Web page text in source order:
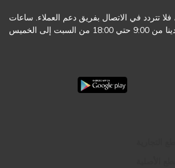
فلا تتردد في الاتصال بفريق دعم العملاء. ساعات
من السبت إلى الخميس